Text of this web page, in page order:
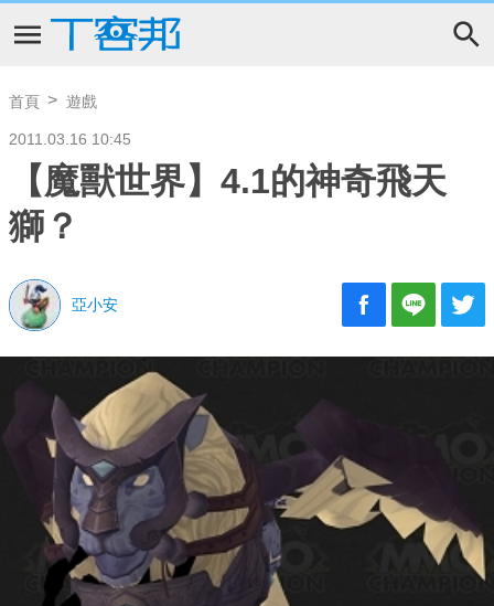
首頁 遊戲
2011.03.16 10:45
【魔獸世界】4.1的神奇飛天
獅？
亞小安